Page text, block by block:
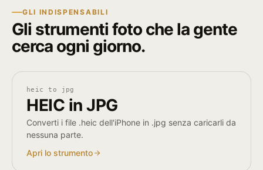
GLI INDISPENSABILI
Gli strumenti foto che la gente
cerca ogni giorno.
heic to jpg
HEIC in JPG
Converti i file .heic dell'iPhone in .jpg senza caricarli da
nessuna parte.
Apri lo strumento